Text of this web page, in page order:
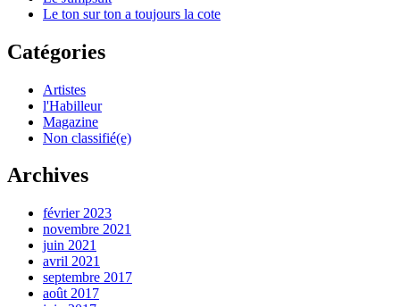
Le ton sur ton a toujours la cote
Catégories
Artistes
l'Habilleur
Magazine
Non classifié(e)
Archives
février 2023
novembre 2021
juin 2021
avril 2021
septembre 2017
août 2017